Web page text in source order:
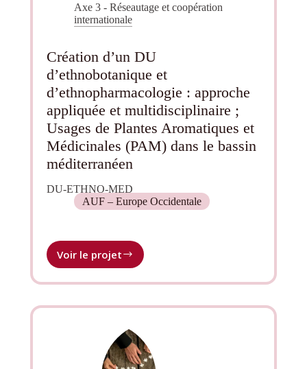
création
d’un
cliniques
juridiques
universitaires
Axe 3 - Réseautage et coopération
internationale
Création d’un DU
d’ethnobotanique et
d’ethnopharmacologie : approche
appliquée et multidisciplinaire ;
Usages de Plantes Aromatiques et
Médicinales (PAM) dans le bassin
méditerranéen
DU-ETHNO-MED
AUF – Europe Occidentale
Voir le projet
Création
DU
d’ethnopharmacologie :
approche
appliquée